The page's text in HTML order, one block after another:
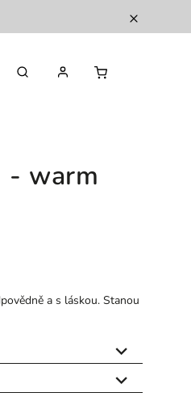
- warm
a s láskou. Stanou

